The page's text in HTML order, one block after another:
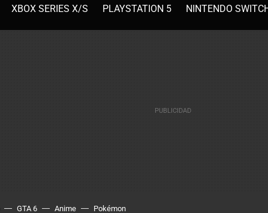
XBOX SERIES X/S PLAYSTATION 5 NINTENDO
GTA 6 Anime Pokémon